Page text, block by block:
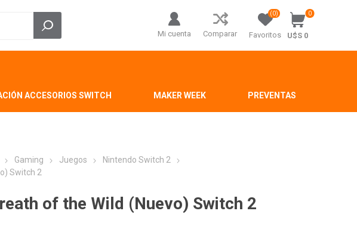
Mi cuenta Comparar Favoritos
(0) 0
U$S 0
ACCESORIOS SWITCH MAKER WEEK PREVENTAS
Gaming Juegos
Nintendo Switch 2
Switch 2
of the Wild (Nuevo) Switch 2